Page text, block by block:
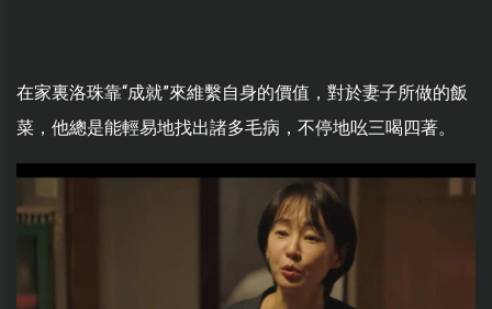
在家裏洛珠靠“成就”來維繫自身的價值，對於妻子所做的飯
菜，他總是能輕易地找出諸多毛病，不停地吆三喝四著。